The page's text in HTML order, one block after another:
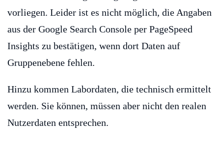
vorliegen. Leider ist es nicht möglich, die Angaben
aus der Google Search Console per PageSpeed
Insights zu bestätigen, wenn dort Daten auf
Gruppenebene fehlen.
Hinzu kommen Labordaten, die technisch ermittelt
werden. Sie können, müssen aber nicht den realen
Nutzerdaten entsprechen.